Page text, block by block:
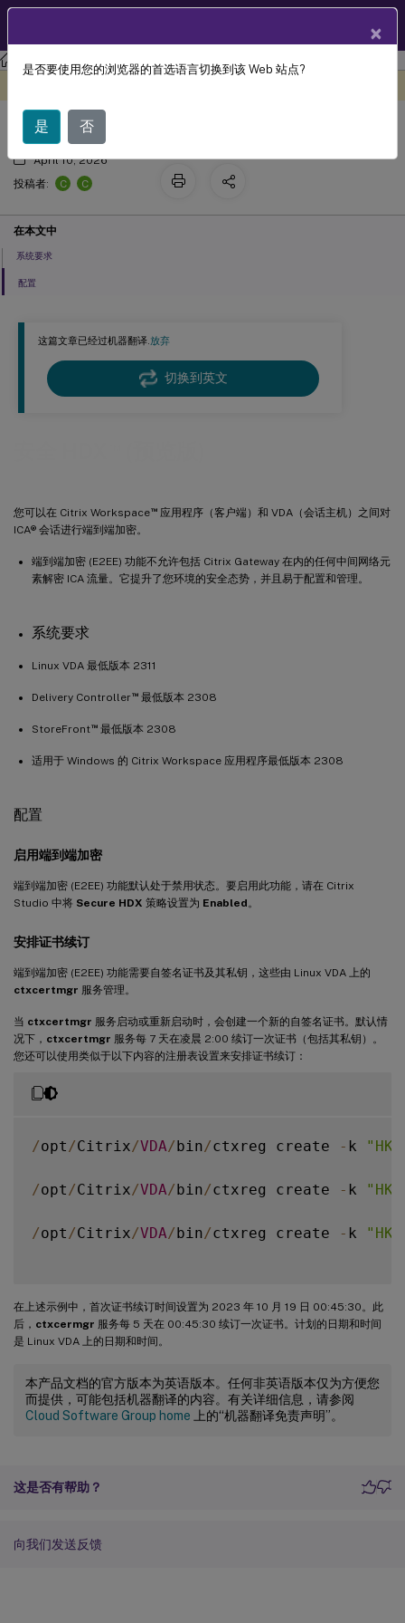
Linux 虚拟投递代理 Linux Virtual Delivery Agent 2311
这篇文章已经过机器翻译.放弃
切换到英文
您可以在 Citrix Workspace™应用程序（客户端）和 VDA（会话主机）之间对
ICA® 会话进行端到端加密。
端到端加密 (E2EE) 功能不允许包括 Citrix Gateway 在内的任何中间网络元
素解密 ICA 流量。它提升了您环境的安全态势，并且易于配置和管理。
系统要求
Linux VDA 最低版本 2311
Delivery Controller™最低版本 2308
StoreFront™最低版本 2308
适用于 Windows 的 Citrix Workspace 应用程序最低版本 2308
配置
启用端到端加密
端到端加密 (E2EE) 功能默认处于禁用状态。要启用此功能，请在 Citrix
Studio 中将 Secure HDX 策略设置为 Enabled 。
安排证书续订
端到端加密 (E2EE) 功能需要自签名证书及其私钥，这些由 Linux VDA 上的
ctxcertmgr 服务管理。
当 ctxcertmgr 服务启动或重新启动时，会创建一个新的自签名证书。默认情
况下， ctxcertmgr 服务每 7 天在凌晨 2:00 续订一次证书（包括其私钥）。
您还可以使用类似于以下内容的注册表设置来安排证书续订：
/opt /Citrix/VDA/bin/ctxreg create - k
/opt /Citrix/VDA/bin/ctxreg create - k
/opt /Citrix/VDA/bin/ctxreg create - k
在上述示例中，首次证书续订时间设置为 2023 年 10 月 19 日 00:45:30。此
后， ctxcermgr 服务每 5 天在 00:45:30 续订一次证书。计划的日期和时间
是 Linux VDA 上的日期和时间。
本产品文档的官方版本为英语版本。任何非英语版本仅为方便您
而提供，可能包括机器翻译的内容。有关详细信息，请参阅
Cloud Software Group home 上的“机器翻译免责声明”。
这是否有帮助？
向我们发送反馈
安全 HDX™(预览版)
April 10, 2026
投稿者:
C C
在本文中
系统要求
配置
×
是否要使用您的浏览器的首选语言切换到该 Web 站点?
是 否